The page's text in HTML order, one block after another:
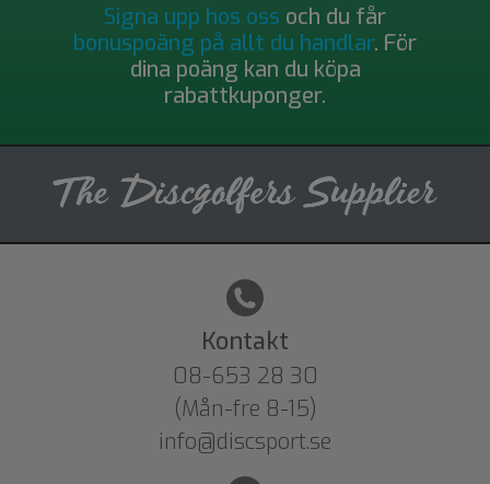
Signa upp hos oss och du får
bonuspoäng på allt du handlar. För
dina poäng kan du köpa
rabattkuponger.
Kontakt
08-653 28 30
(Mån-fre 8-15)
info@discsport.se